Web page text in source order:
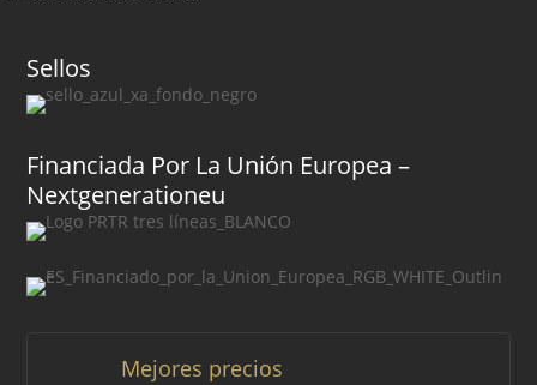
Sellos
Financiada Por La Unión Europea –
Nextgenerationeu
Mejores precios